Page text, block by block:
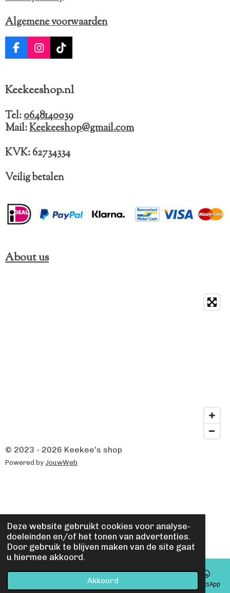
Deze website gebruikt cookies voor analyse-
doeleinden en/of het tonen van advertenties.
Door gebruik te blijven maken van de site gaat
u hiermee akkoord.
Akkoord
Algemene voorwaarden
F
b
o
k
I
a
r
a
m
T
o
Keekeeshop.nl
Tel:0648140039
Mail:Keekeeshop@gmail.com
KVK: 62734334
Veilig betalen
About us
© 2023 - 2026 Keekee's shop
Powered byJouwWeb
WhatsApp